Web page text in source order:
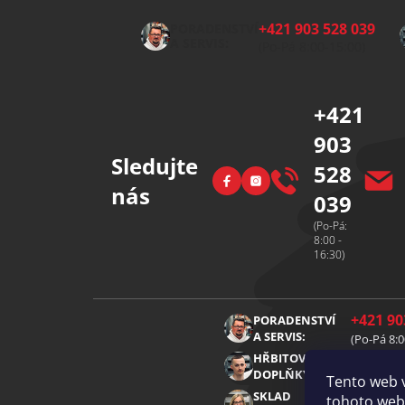
Tento web
PORADENSTVÍ+421 903 528 039
Sledujte
nás
FacebookInstagram
+421
903
528
039
(Po-Pá:
8:00 -
16:30)
PORADENSTVÍ
A SERVIS:
+421
(Po-Pá
HŘBITOVNÍ
DOPLŇKY:
(Po-Pá
SKLAD
+421